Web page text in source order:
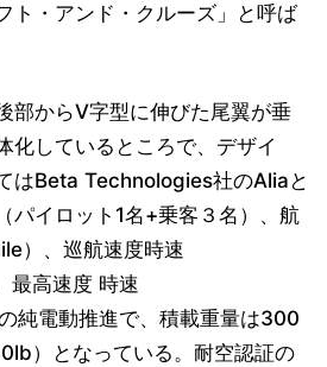
ト・アンド・クルーズ」と呼ば
部からV字型に伸びた尾翼が垂
化しているところで、デザイ
はBeta Technologies社のAliaと
パイロット1名+乗客３名）、航
）、巡航速度時速
最高速度 時速
純電動推進で、積載重量は300
）となっている。耐空認証の